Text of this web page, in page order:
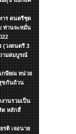
าร ดนตรีชุด
ท่านจะหมั่น
(วงดนตรี 3
ามสมบูรณ์
กษียณ หน่วย
ขกันถ้วน
านรวมเป็น
ต หลักสี่
รติ เจอนาย